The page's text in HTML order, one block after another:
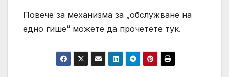
Повече за механизма за „обслужване на
едно гише“ можете да прочетете тук.